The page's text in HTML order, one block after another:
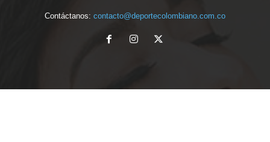
Contáctanos: contacto@deportecolombiano.com.co